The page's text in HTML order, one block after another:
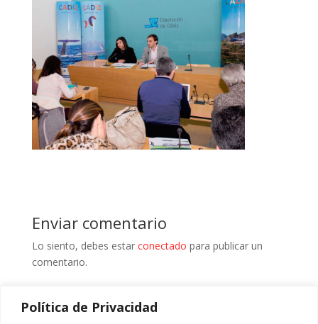
Política de Privacidad
Enviar comentario
Lo siento, debes estar conectado para publicar un
comentario.
[hover_box image=»https://foroturismocadiz.com/wp-